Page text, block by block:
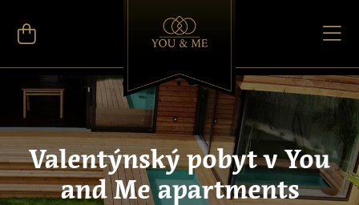
Valentýnský pobyt v You
and Me apartments